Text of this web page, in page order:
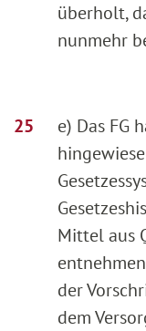
überholt,
nunmehr
e) Das FG
Mittel aus
der
dem